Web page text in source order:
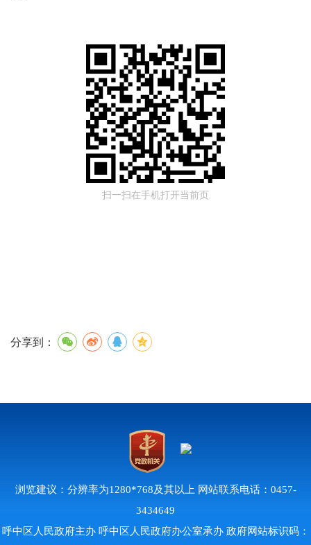
扫一扫在手机打开当前页
分享到：
浏览建议：分辨率为1280*768及其以上 网站联系电话：0457-
3434649
呼中区人民政府主办 呼中区人民政府办公室承办 政府网站标识码：